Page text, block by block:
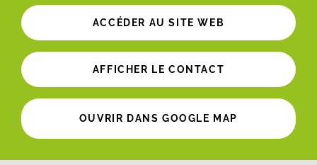
ACCÉDER AU SITE WEB
AFFICHER LE CONTACT
OUVRIR DANS GOOGLE MAP